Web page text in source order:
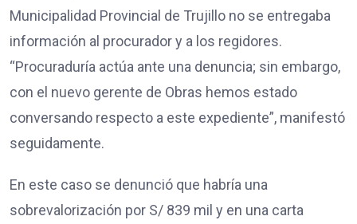
Municipalidad Provincial de Trujillo no se entregaba
información al procurador y a los regidores.
“Procuraduría actúa ante una denuncia; sin embargo,
con el nuevo gerente de Obras hemos estado
conversando respecto a este expediente”, manifestó
seguidamente.
En este caso se denunció que habría una
sobrevalorización por S/ 839 mil y en una carta